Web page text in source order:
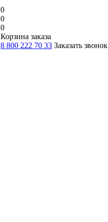
0
0
0
Корзина заказа
8 800 222 70 33 Заказать звонок